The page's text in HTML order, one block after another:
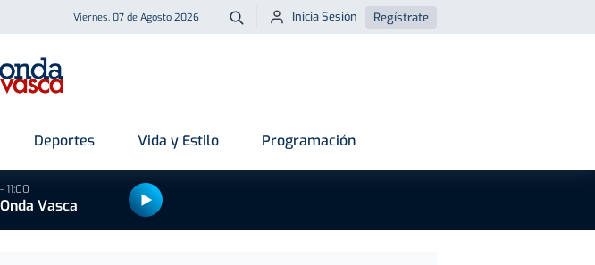
Viernes, 07 de Agosto 2026 Buscar
Inicia Sesión Regístrate
Deportes Vida y Estilo Programación
11:00
Vasca